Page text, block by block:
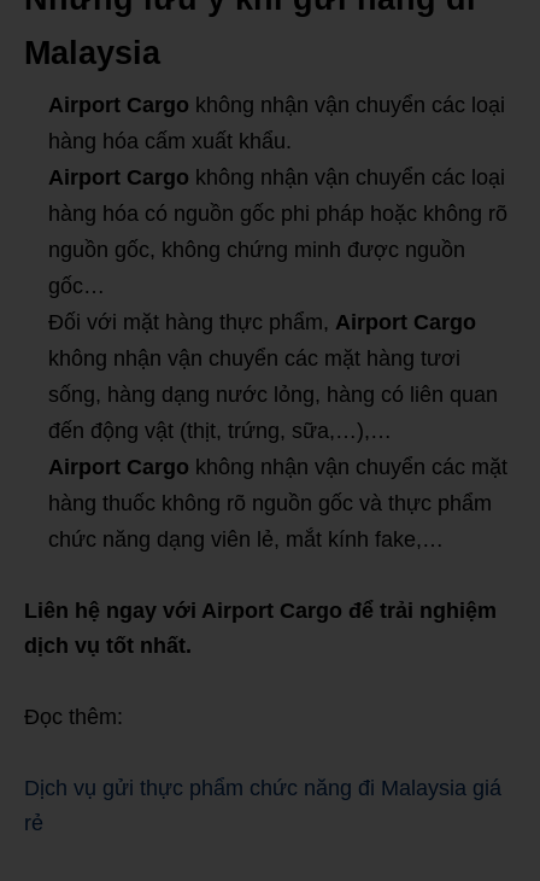
Malaysia
Airport Cargo không nhận vận chuyển các loại
hàng hóa cấm xuất khẩu.
Airport Cargo không nhận vận chuyển các loại
hàng hóa có nguồn gốc phi pháp hoặc không rõ
nguồn gốc, không chứng minh được nguồn
gốc…
Đối với mặt hàng thực phẩm, Airport Cargo
không nhận vận chuyển các mặt hàng tươi
sống, hàng dạng nước lỏng, hàng có liên quan
đến động vật (thịt, trứng, sữa,…),…
Airport Cargo không nhận vận chuyển các mặt
hàng thuốc không rõ nguồn gốc và thực phẩm
chức năng dạng viên lẻ, mắt kính fake,…
Liên hệ ngay với Airport Cargo để trải nghiệm
dịch vụ tốt nhất.
Đọc thêm:
Dịch vụ gửi thực phẩm chức năng đi Malaysia giá
rẻ